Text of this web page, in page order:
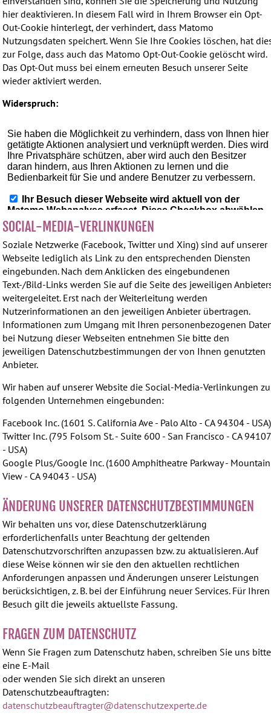
hier deaktivieren. In diesem Fall wird in Ihrem Browser ein Opt-
Out-Cookie hinterlegt, der verhindert, dass Matomo
Nutzungsdaten speichert. Wenn Sie Ihre Cookies löschen, hat
zur Folge, dass auch das Matomo Opt-Out-Cookie gelöscht wird.
Das Opt-Out muss bei einem erneuten Besuch unserer Seite
wieder aktiviert werden.
Widerspruch:
SOCIAL-MEDIA-VERLINKUNGEN
Soziale Netzwerke (Facebook, Twitter und Xing) sind auf unserer
Webseite lediglich als Link zu den entsprechenden Diensten
eingebunden. Nach dem Anklicken des eingebundenen
Text-/Bild-Links werden Sie auf die Seite des jeweiligen
weitergeleitet. Erst nach der Weiterleitung werden
Nutzerinformationen an den jeweiligen Anbieter übertragen.
Informationen zum Umgang mit Ihren personenbezogenen
bei Nutzung dieser Webseiten entnehmen Sie bitte den
jeweiligen Datenschutzbestimmungen der von Ihnen genutzten
Anbieter.
Wir haben auf unserer Website die Social-Media-Verlinkungen zu
folgenden Unternehmen eingebunden:
Facebook Inc. (1601 S. California Ave - Palo Alto - CA 94304 - USA)
Twitter Inc. (795 Folsom St. - Suite 600 - San Francisco - CA 94107
- USA)
Google Plus/Google Inc. (1600 Amphitheatre Parkway - Mountain
View - CA 94043 - USA)
ÄNDERUNG UNSERER DATENSCHUTZBESTIMMUNGEN
Wir behalten uns vor, diese Datenschutzerklärung
erforderlichenfalls unter Beachtung der geltenden
Datenschutzvorschriften anzupassen bzw. zu aktualisieren. Auf
diese Weise können wir sie den den aktuellen rechtlichen
Anforderungen anpassen und Änderungen unserer Leistungen
berücksichtigen, z. B. bei der Einführung neuer Services. Für Ihren
Besuch gilt die jeweils aktuellste Fassung.
FRAGEN ZUM DATENSCHUTZ
Wenn Sie Fragen zum Datenschutz haben, schreiben Sie uns bitte
eine E-Mail
oder wenden Sie sich direkt an unseren
Datenschutzbeauftragten:
datenschutzbeauftragter@datenschutzexperte.de